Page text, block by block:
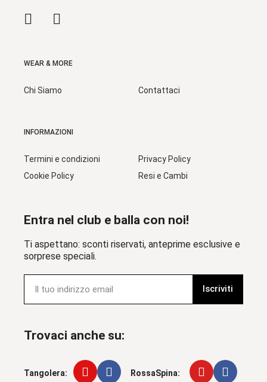
WEAR & MORE
Chi Siamo Contattaci
INFORMAZIONI
Termini e condizioni
Cookie Policy
Privacy Policy
Resi e Cambi
Entra nel club e balla con noi!
Ti aspettano: sconti riservati, anteprime esclusive e
sorprese speciali.
Iscriviti
Trovaci anche su:
Tangolera: RossaSpina: